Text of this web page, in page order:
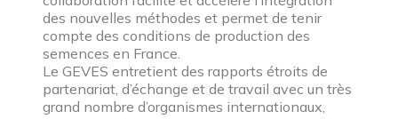
des nouvelles méthodes et permet de tenir
compte des conditions de production des
semences en France.
Le GEVES entretient des rapports étroits de
partenariat, d’échange et de travail avec un très
grand nombre d’organismes internationaux,